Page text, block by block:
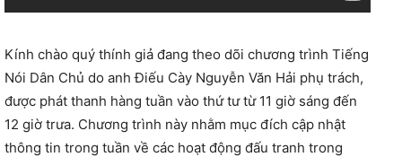
Kính chào quý thính giả đang theo dõi chương trình Tiếng
Nói Dân Chủ do anh Điếu Cày Nguyễn Văn Hải phụ trách,
được phát thanh hàng tuần vào thứ tư từ 11 giờ sáng đến
12 giờ trưa. Chương trình này nhằm mục đích cập nhật
thông tin trong tuần về các hoạt động đấu tranh trong